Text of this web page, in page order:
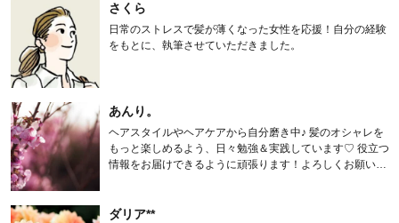
さくら
日常のストレスで髪が薄くなった女性を応援！自分の経験
をもとに、執筆させていただきました。
あんり。
ヘアスタイルやヘアケアから自分磨き中♪ 髪のオシャレを
もっと楽しめるよう、日々勉強＆実践しています♡ 役立つ
情報をお届けできるように頑張ります！よろしくお願いし
ダリア**